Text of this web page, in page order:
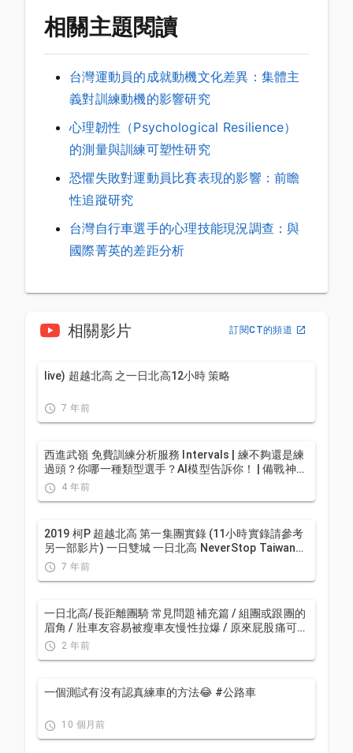
相關主題閱讀
台灣運動員的成就動機文化差異：集體主
義對訓練動機的影響研究
心理韌性（Psychological Resilience）
的測量與訓練可塑性研究
恐懼失敗對運動員比賽表現的影響：前瞻
性追蹤研究
台灣自行車選手的心理技能現況調查：與
國際菁英的差距分析
相關影片 訂閱CT的頻道
live) 超越北高 之一日北高12小時 策略
7 年前
西進武嶺 免費訓練分析服務 Intervals | 練不夠還是練
過頭？你哪一種類型選手？AI模型告訴你！ | 備戰神器
4 年前
2019 柯P 超越北高 第一集團實錄 (11小時實錄請參考
另一部影片) 一日雙城 一日北高 NeverStop Taiwan
Long Distance Cycling Challenge
7 年前
一日北高/長距離團騎 常見問題補充篇 / 組團或跟團的
眉角 / 壯車友容易被瘦車友慢性拉爆 / 原來屁股痛可能
是這個原因...？ / 風場配速法 / 公路車 / CT Yeh
2 年前
一個測試有沒有認真練車的方法😂 #公路車
10 個月前